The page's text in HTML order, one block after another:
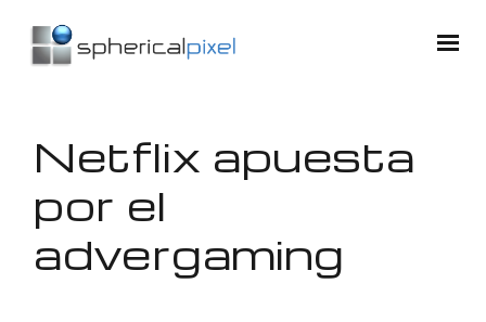
Netflix apuesta
por el
advergaming